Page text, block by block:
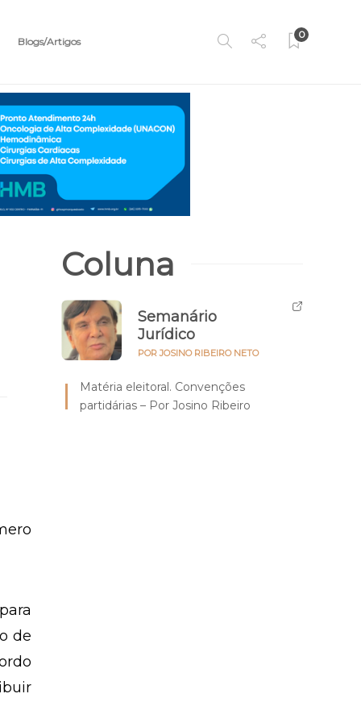
Blogs/Artigos
0
de
Coluna
Semanário
Jurídico
POR JOSINO RIBEIRO NETO
Matéria eleitoral. Convenções
partidárias – Por Josino Ribeiro